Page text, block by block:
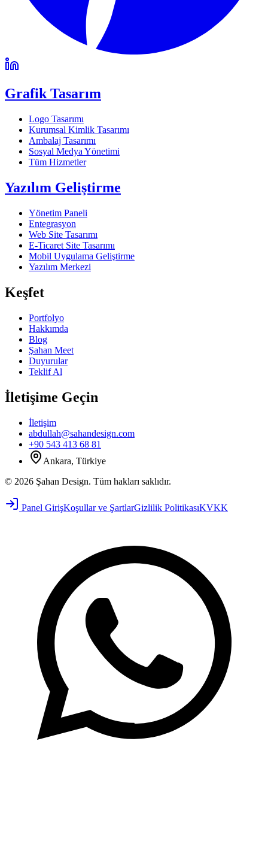
Grafik Tasarım
Logo Tasarımı
Kurumsal Kimlik Tasarımı
Ambalaj Tasarımı
Sosyal Medya Yönetimi
Tüm Hizmetler
Yazılım Geliştirme
Yönetim Paneli
Entegrasyon
Web Site Tasarımı
E-Ticaret Site Tasarımı
Mobil Uygulama Geliştirme
Yazılım Merkezi
Keşfet
Portfolyo
Hakkımda
Blog
Şahan Meet
Duyurular
Teklif Al
İletişime Geçin
İletişim
abdullah@sahandesign.com
+90 543 413 68 81
Ankara, Türkiye
© 2026 Şahan Design. Tüm hakları saklıdır.
Panel GirişKoşullar ve ŞartlarGizlilik PolitikasıKVKK